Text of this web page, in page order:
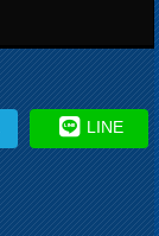
LINE